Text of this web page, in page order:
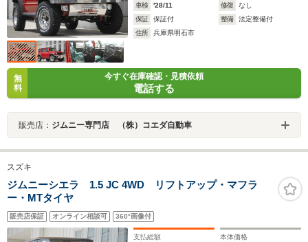
車検
'28/11 修復
なし
保証
保証付 整備
法定整備付
住所
兵庫県明石市
無
料
今すぐ在庫確認・見積依頼
電話する
販売店： ジムニー専門店 （株）コエダ自動車
スズキ
ジムニーシエラ 1.5 JC 4WD リフトアップ・マフラ
ー・MTタイヤ
販売店保証 オンライン相談可 360°画像付
支払総額 本体価格